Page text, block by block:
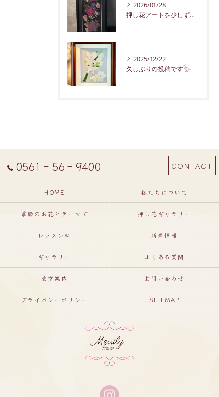
2026/01/28
押し花アートを少しずつ紹介していきます。
2025/12/22
久しぶりの投稿です𓅭
0561‐56‐9400 CONTACT
HOME 私たちについて
季節のお花とテーマで 押し花ギャラリー
レッスン料 新着情報
ギャラリー よくある質問
教室案内 お問い合わせ
プライバシーポリシー SITEMAP